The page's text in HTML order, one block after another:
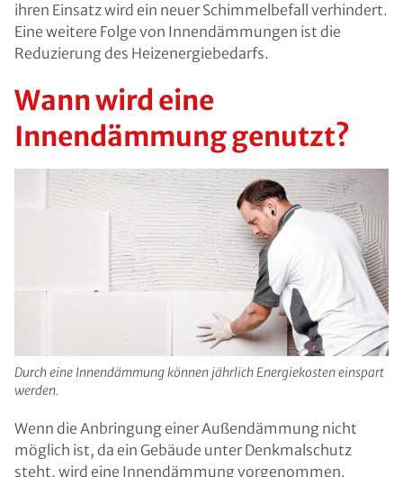
ihren Einsatz wird ein neuer Schimmelbefall verhindert.
Eine weitere Folge von Innendämmungen ist die
Reduzierung des Heizenergiebedarfs.
Wann wird eine
Innendämmung genutzt?
Durch eine Innendämmung können jährlich Energiekosten einspart
werden.
Wenn die Anbringung einer Außendämmung nicht
möglich ist, da ein Gebäude unter Denkmalschutz
steht, wird eine Innendämmung vorgenommen.